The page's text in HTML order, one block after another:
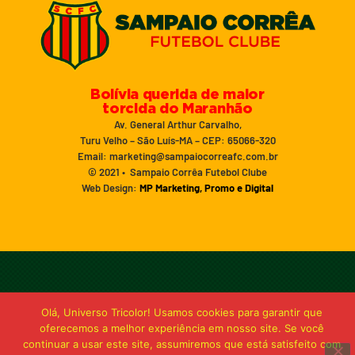
Bolívia querida de maior
torcida do Maranhão
Av. General Arthur Carvalho,
Turu Velho – São Luís-MA – CEP: 65066-320
Email: marketing@sampaiocorreafc.com.br
© 2021 • Sampaio Corrêa Futebol Clube
Web Design: MP Marketing, Promo e Digital
Olá, Universo Tricolor! Usamos cookies para garantir que
oferecemos a melhor experiência em nosso site. Se você
continuar a usar este site, assumiremos que está satisfeito com